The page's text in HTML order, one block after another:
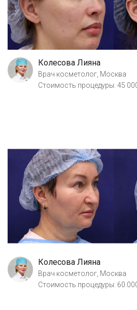
Колесова Лияна
Врач косметолог, Москва
Стоимость процедуры: 45
Колесова Лияна
Врач косметолог, Москва
Стоимость процедуры: 60